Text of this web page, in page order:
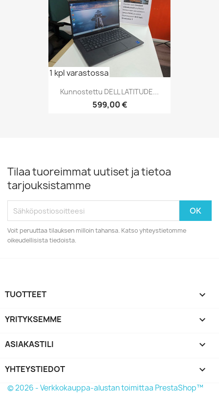
1 kpl varastossa
Kunnostettu DELL LATITUDE...
Hinta
599,00 €
Tilaa tuoreimmat uutiset ja tietoa
tarjouksistamme
Voit peruuttaa tilauksen milloin tahansa. Katso yhteystietomme
oikeudellisista tiedoista.
TUOTTEET 
YRITYKSEMME 
ASIAKASTILI 
YHTEYSTIEDOT keyboard_arrow_down
© 2026 - Verkkokauppa-alustan toimittaa PrestaShop™